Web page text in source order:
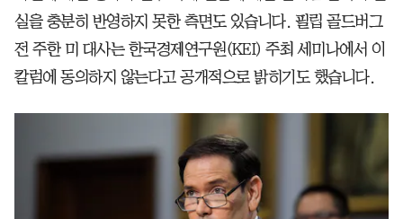
실을 충분히 반영하지 못한 측면도 있습니다. 필립 골드버그
전 주한 미 대사는 한국경제연구원(KEI) 주최 세미나에서 이
칼럼에 동의하지 않는다고 공개적으로 밝히기도 했습니다.